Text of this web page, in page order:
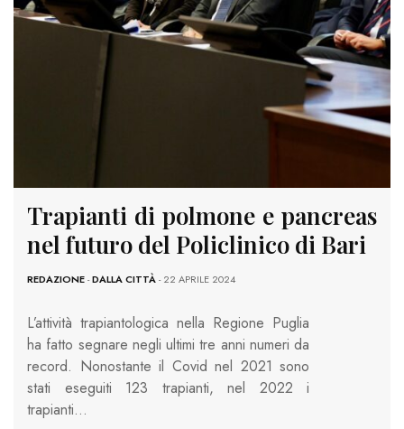
Trapianti di polmone e pancreas
nel futuro del Policlinico di Bari
REDAZIONE-DALLA CITTÀ- 22 APRILE 2024
L’attività trapiantologica nella Regione Puglia
ha fatto segnare negli ultimi tre anni numeri da
record. Nonostante il Covid nel 2021 sono
stati eseguiti 123 trapianti, nel 2022 i
trapianti…